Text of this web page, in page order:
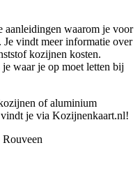
aanleidingen waarom je voor
vindt meer informatie over
kozijnen kosten.
waar je op moet letten bij
of aluminium
je via Kozijnenkaart.nl!